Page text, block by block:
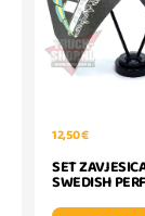
12,50 €
SET
SWEDISH